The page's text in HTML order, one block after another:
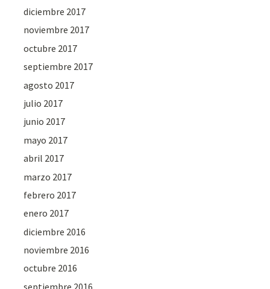
diciembre 2017
noviembre 2017
octubre 2017
septiembre 2017
agosto 2017
julio 2017
junio 2017
mayo 2017
abril 2017
marzo 2017
febrero 2017
enero 2017
diciembre 2016
noviembre 2016
octubre 2016
septiembre 2016